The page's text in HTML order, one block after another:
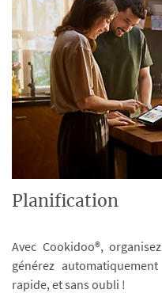
Planification
Avec Cookidoo®,
générez
rapide, et sans oubli !